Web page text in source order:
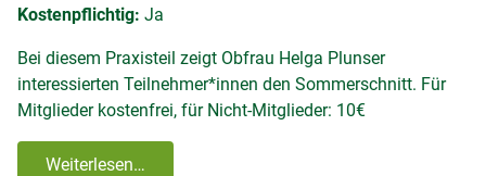
Kostenpflichtig: Ja
Bei diesem Praxisteil zeigt Obfrau Helga Plunser
interessierten Teilnehmer*innen den Sommerschnitt. Für
Mitglieder kostenfrei, für Nicht-Mitglieder: 10€
Weiterlesen…